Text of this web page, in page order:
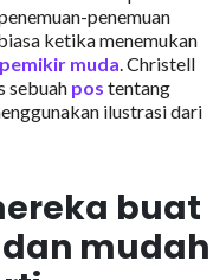
penemuan
ketika menemukan
muda. Christell
sebuah pos tentang
ilustrasi dari
buat
mudah